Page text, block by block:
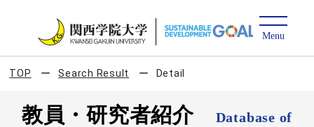
TOP Search Result Detail
教員・研究者紹介
Database of